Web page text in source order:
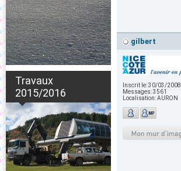
Travaux
2015/2016
gilbert
Inscrit le:30/03/2008
Messages:3561
Localisation:AURON